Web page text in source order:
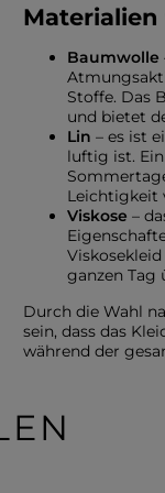
Baumwolle
Stoffe. Das
und bietet
Lin – es ist
luftig ist.
Leichtigkeit
Viskose –
ganzen Tag
Durch die Wahl
sein, dass das
während der